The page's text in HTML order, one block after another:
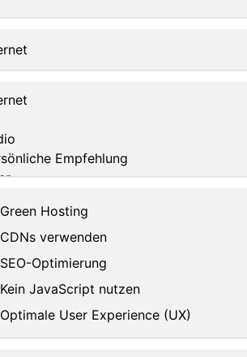
Green Hosting
CDNs verwenden
SEO-Optimierung
Kein JavaScript nutzen
Optimale User Experience (UX)